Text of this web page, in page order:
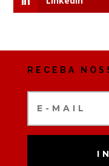
RECEBA